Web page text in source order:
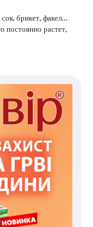
брикет, факел…
постоянно растет,